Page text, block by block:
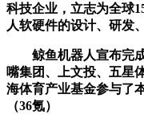
科技企业，立志为全球
人软硬件的设计、研发
鲸鱼机器人宣布完成
嘴集团、上文投、五星
海体育产业基金参与了
（36氪）